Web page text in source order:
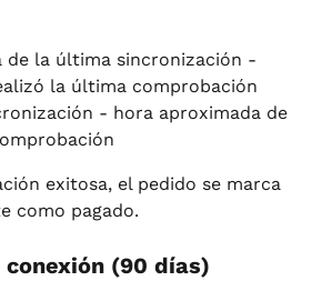
de la última sincronización -
la última comprobación
- hora aproximada de
exitosa, el pedido se marca
como pagado.
(90 días)